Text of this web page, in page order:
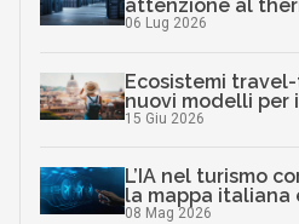
attenzione al
06 Lug 2026
Ecosistemi
nuovi modelli per
15 Giu 2026
L’IA nel turismo
la mappa italiana
08 Mag 2026